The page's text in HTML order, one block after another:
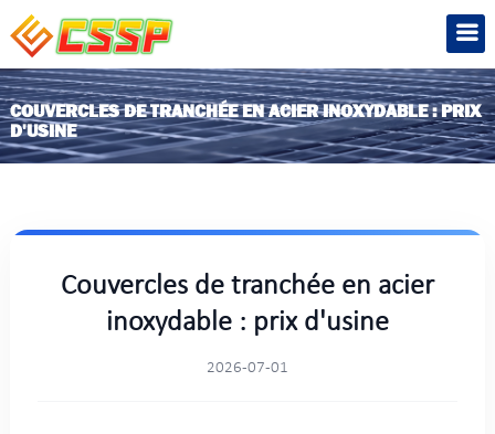
COUVERCLES DE TRANCHÉE EN ACIER INOXYDABLE : PRIX
D'USINE
Couvercles de tranchée en acier
inoxydable : prix d'usine
2026-07-01